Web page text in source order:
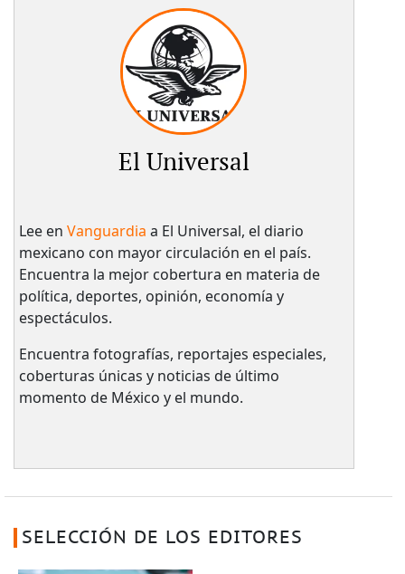
El Universal
Lee en Vanguardia a El Universal, el diario
mexicano con mayor circulación en el país.​
Encuentra la mejor cobertura en materia de
política, deportes, opinión, economía y
espectáculos.
Encuentra fotografías, reportajes especiales,
coberturas únicas y noticias de último
momento de México y el mundo.
SELECCIÓN DE LOS EDITORES